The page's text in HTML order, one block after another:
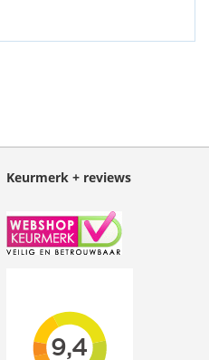
Keurmerk + reviews